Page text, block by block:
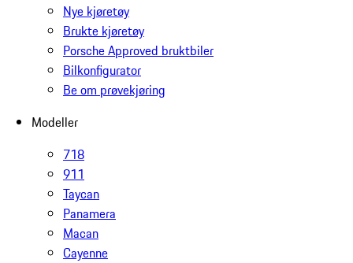
Nye kjøretøy
Brukte kjøretøy
Porsche Approved bruktbiler
Bilkonfigurator
Be om prøvekjøring
Modeller
718
911
Taycan
Panamera
Macan
Cayenne